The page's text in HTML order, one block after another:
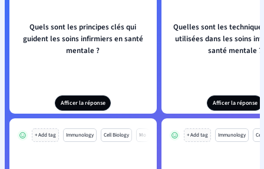
Quels sont les principes clés qui
guident les soins infirmiers en santé
mentale ?
Afficer la réponse
Quelles sont les
utilisées dans les soins
santé mentale ?
Afficer la réponse
+ Add tag Immunology Cell Biology Mo + Add tag Immunology